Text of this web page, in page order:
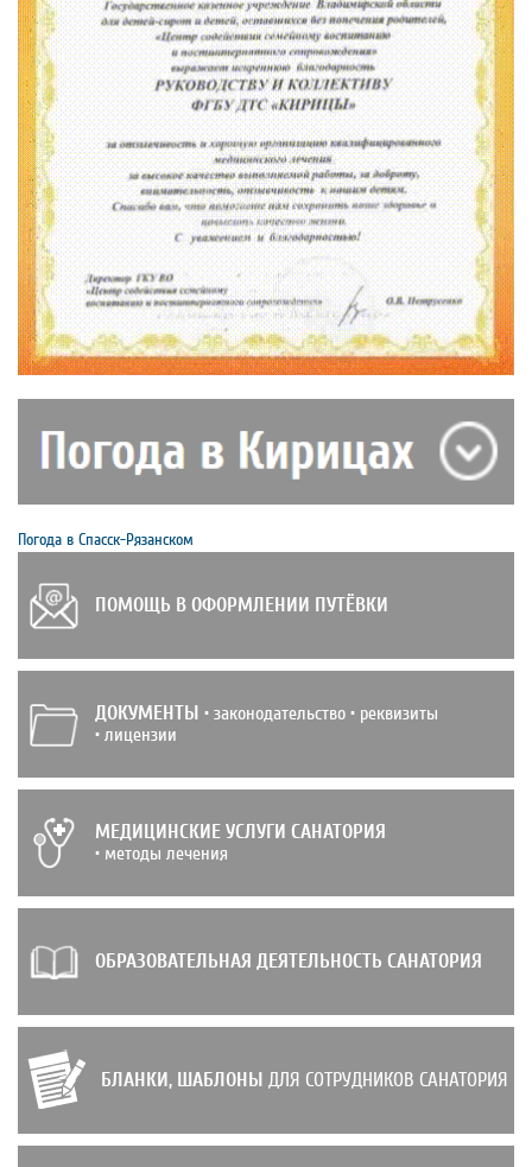
Погода в Спасск-Рязанском
ПОМОЩЬ В ОФОРМЛЕНИИ ПУТЁВКИ
ДОКУМЕНТЫ • законодательство • реквизиты
• лицензии
МЕДИЦИНСКИЕ УСЛУГИ САНАТОРИЯ
• методы лечения
ОБРАЗОВАТЕЛЬНАЯ ДЕЯТЕЛЬНОСТЬ САНАТОРИЯ
БЛАНКИ, ШАБЛОНЫ ДЛЯ СОТРУДНИКОВ САНАТОРИЯ